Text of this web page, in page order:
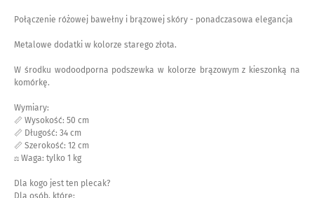
Połączenie różowej bawełny i brązowej skóry - ponadczasowa elegancja
Metalowe dodatki w kolorze starego złota.
W środku wodoodporna podszewka w kolorze brązowym z kieszonką na
komórkę.
Wymiary:
📏 Wysokość: 50 cm
📏 Długość: 34 cm
📏 Szerokość: 12 cm
⚖️ Waga: tylko 1 kg
Dla kogo jest ten plecak?
Dla osób, które: